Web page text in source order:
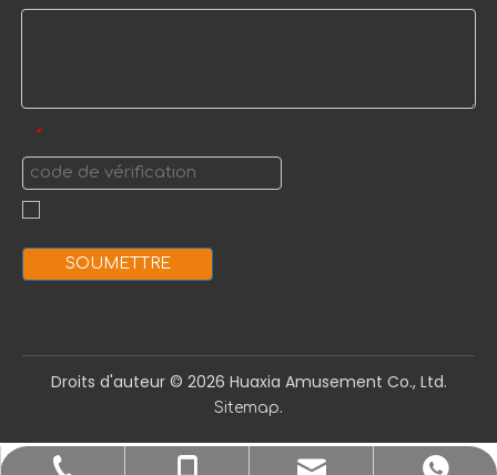
*
SOUMETTRE
Droits d'auteur ©️ 2026 Huaxia Amusement Co., Ltd.
Sitemap.